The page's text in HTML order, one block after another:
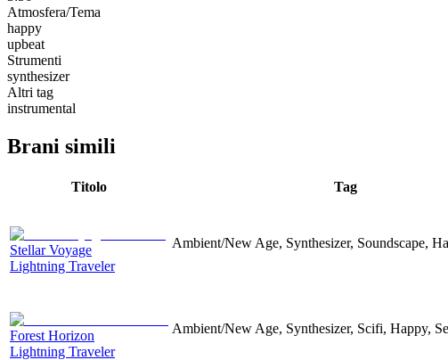
Atmosfera/Tema
happy
upbeat
Strumenti
synthesizer
Altri tag
instrumental
Brani simili
Titolo Tag
Stellar Voyage
Lightning Traveler
Ambient/New Age, Synthesizer, Soundscape,
Forest Horizon
Lightning Traveler
Ambient/New Age, Synthesizer, Scifi, Happy,